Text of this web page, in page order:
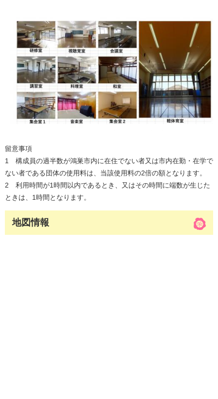
留意事項
1 構成員の過半数が鴻巣市内に在住でない者又は市内在勤・在学で
ない者である団体の使用料は、当該使用料の2倍の額となります。
2 利用時間が1時間以内であるとき、又はその時間に端数が生じた
ときは、1時間となります。
地図情報